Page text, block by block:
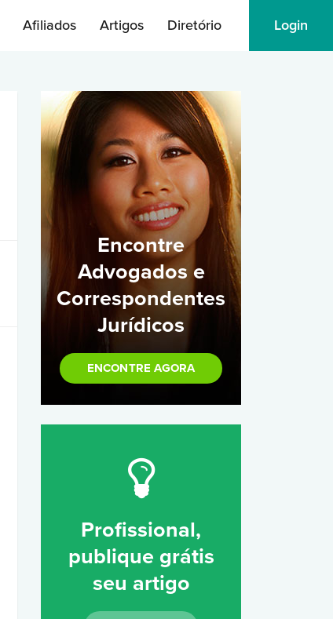
Afiliados Artigos Diretório Login
Encontre
Advogados e
Correspondentes
Jurídicos
ENCONTRE AGORA
Profissional,
publique grátis
seu artigo